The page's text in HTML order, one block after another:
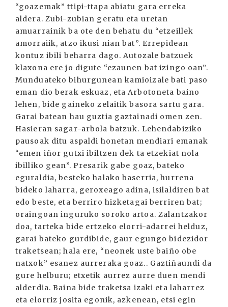
“goazemak” ttipi-ttapa abiatu gara erreka
aldera. Zubi-zubian geratu eta uretan
amuarrainik ba ote den behatu du “etzeillek
amorraiik, atzo ikusi nian bat”. Errepidean
kontuz ibili beharra dago. Autozale batzuek
klaxona ere jo digute “ezaunen bat izingo oan”.
Munduateko bihurgunean kamioizale bati paso
eman dio berak eskuaz, eta Arbotoneta baino
lehen, bide gaineko zelaitik basora sartu gara.
Garai batean hau guztia gaztainadi omen zen.
Hasieran sagar-arbola batzuk. Lehendabiziko
pausoak ditu aspaldi honetan mendiari emanak
“emen iñor gutxi ibiltzen dek ta etzekiat nola
ibilliko gean”. Presarik gabe goaz, bateko
eguraldia, besteko halako baserria, hurrena
bideko laharra, geroxeago adina, isilaldiren bat
edo beste, eta berriro hizketagai berriren bat;
oraingoan inguruko soroko artoa. Zalantzakor
doa, tarteka bide ertzeko elorri-adarrei helduz,
garai bateko gurdibide, gaur egungo bidezidor
traketsean; hala ere, “neonek uste baiño obe
natxok” esanez aurreraka goaz.. Gaztiñaundi da
gure helburu; etxetik aurrez aurre duen mendi
alderdia. Baina bide traketsa izaki eta laharrez
eta elorriz josita egonik, azkenean, etsi egin